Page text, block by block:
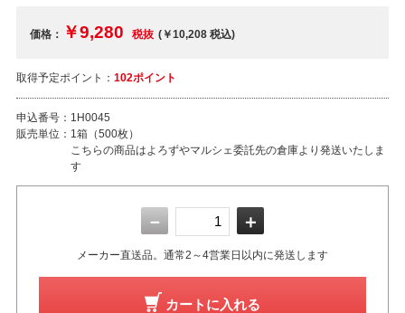
価格： ￥9,280 税抜 (￥10,208税込)
取得予定ポイント： 102ポイント
申込番号： 1H0045
販売単位： 1箱（500枚）
こちらの商品はよろずやマルシェ委託先の倉庫より発送いたしま
す
－ ＋
メーカー直送品。通常2～4営業日以内に発送します
カートに入れる